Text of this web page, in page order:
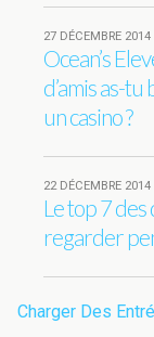
27 DÉCEMBRE 2014
Ocean’s
d’amis as-
un casino ?
22 DÉCEMBRE 2014
Le top 7 des
regarder
Charger Des